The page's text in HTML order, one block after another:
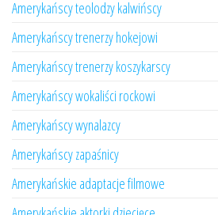
Amerykańscy teolodzy kalwińscy
Amerykańscy trenerzy hokejowi
Amerykańscy trenerzy koszykarscy
Amerykańscy wokaliści rockowi
Amerykańscy wynalazcy
Amerykańscy zapaśnicy
Amerykańskie adaptacje filmowe